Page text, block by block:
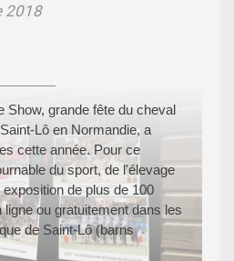
2018
Show, grande fête du cheval
Lô en Normandie, a
cette année. Pour ce
du sport, de l'élevage
de plus de 100
ou gratuitement dans les
de Saint-Lô (barns